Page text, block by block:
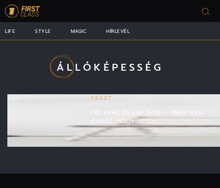
LIFE STYLE MAGIC HÍRLEVÉL
ÁLLÓKÉPESSÉG
TESZT
FÉL PERC ÉS EGY SZÉK – ENNYI KELL
AHHOZ, HOGY…